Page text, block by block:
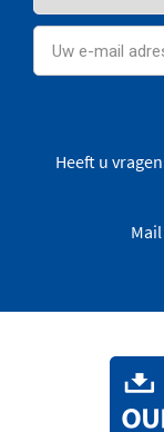
Heeft u